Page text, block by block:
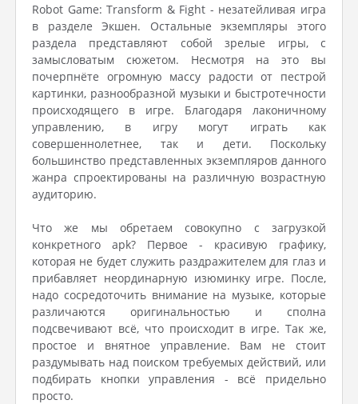
Robot Game: Transform & Fight - незатейливая игра
в разделе Экшен. Остальные экземпляры этого
раздела представляют собой зрелые игры, с
замысловатым сюжетом. Несмотря на это вы
почерпнёте огромную массу радости от пестрой
картинки, разнообразной музыки и быстротечности
происходящего в игре. Благодаря лаконичному
управлению, в игру могут играть как
совершеннолетнее, так и дети. Поскольку
большинство представленных экземпляров данного
жанра спроектированы на различную возрастную
аудиторию.
Что же мы обретаем совокупно с загрузкой
конкретного apk? Первое - красивую графику,
которая не будет служить раздражителем для глаз и
прибавляет неординарную изюминку игре. После,
надо сосредоточить внимание на музыке, которые
различаются оригинальностью и сполна
подсвечивают всё, что происходит в игре. Так же,
простое и внятное управление. Вам не стоит
раздумывать над поиском требуемых действий, или
подбирать кнопки управления - всё придельно
просто.